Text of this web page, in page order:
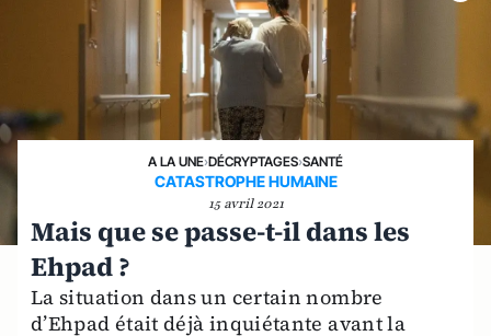
A LA UNE›DÉCRYPTAGES›SANTÉ
CATASTROPHE HUMAINE
15 avril 2021
Mais que se passe-t-il dans les
Ehpad ?
La situation dans un certain nombre
d’Ehpad était déjà inquiétante avant la